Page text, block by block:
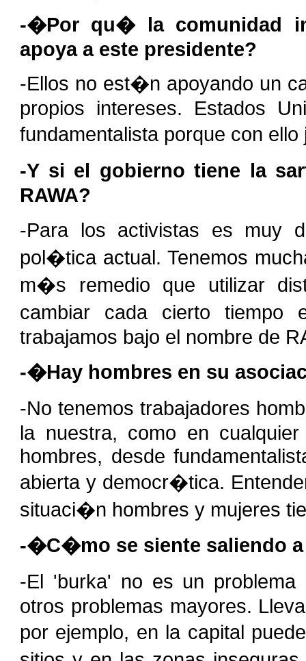
-�Por qu� la comunidad
apoya a este presidente?
-Ellos no est�n apoyando un
propios intereses. Estados
fundamentalista porque con
-Y si el gobierno tiene la
RAWA?
-Para los activistas es muy
pol�tica actual. Tenemos
m�s remedio que utilizar
cambiar cada cierto
trabajamos bajo el nombre de
-�Hay hombres en su
-No tenemos trabajadores
la nuestra, como en
hombres, desde
abierta y democr�tica.
situaci�n hombres y mujeres
-�C�mo se siente saliendo
-El 'burka' no es un
otros problemas mayores.
por ejemplo, en la capital